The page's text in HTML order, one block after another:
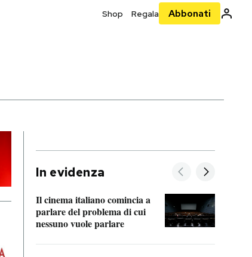
Shop Regala Abbonati
In evidenza
Il cinema italiano comincia a
parlare del problema di cui
nessuno vuole parlare